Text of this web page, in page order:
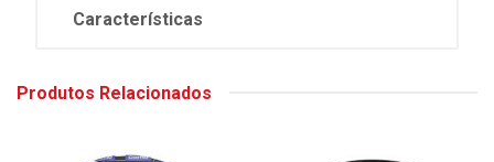
Características
Produtos Relacionados